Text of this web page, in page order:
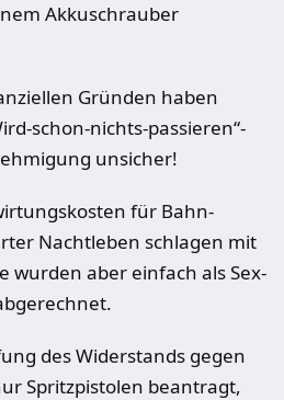
Akkuschrauber
Gründen haben
schon-nichts-passieren“-
unsicher!
für Bahn-
Nachtleben schlagen mit
wurden aber einfach als Sex-
des Widerstands gegen
Spritzpistolen beantragt,